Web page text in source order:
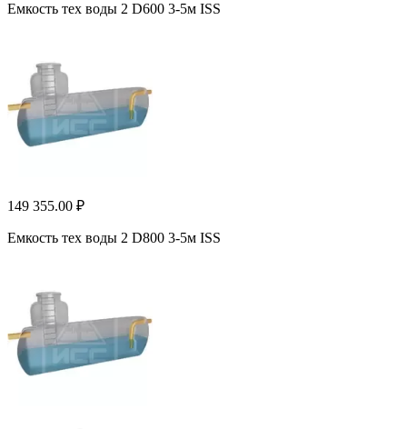
Емкость тех воды 2 D600 3-5м ISS
149 355.00 ₽
Емкость тех воды 2 D800 3-5м ISS